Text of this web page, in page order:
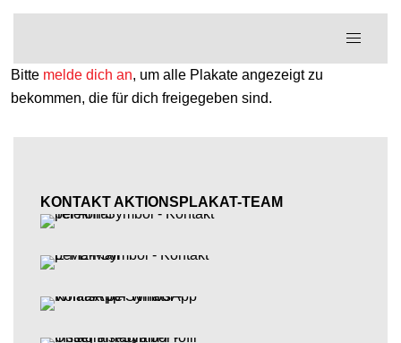
springen
Menü
Bitte melde dich an, um alle Plakate angezeigt zu
bekommen, die für dich freigegeben sind.
KONTAKT AKTIONSPLAKAT-TEAM